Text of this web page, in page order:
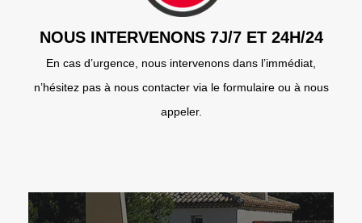
NOUS INTERVENONS 7J/7 ET 24H/24
En cas d’urgence, nous intervenons dans l’immédiat,
n’hésitez pas à nous contacter via le formulaire ou à nous
appeler.